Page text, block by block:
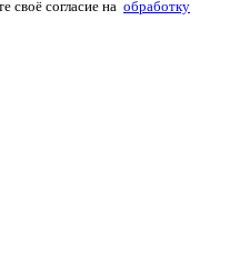
своё согласие на обработку